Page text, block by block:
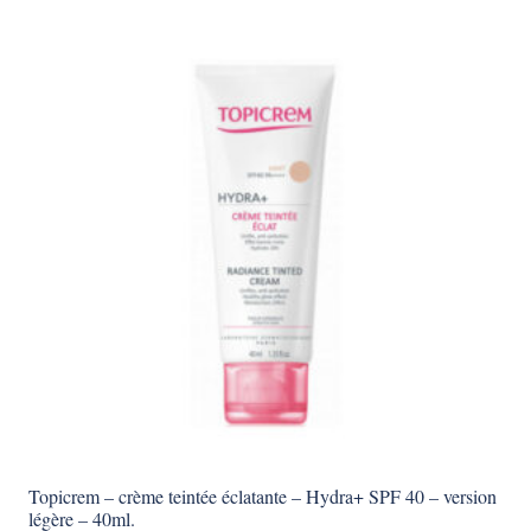
Topicrem – crème teintée éclatante – Hydra+ SPF 40 – version
légère – 40ml.